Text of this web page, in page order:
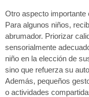
Otro aspecto importante
Para algunos niños,
abrumador. Priorizar
sensorialmente
niño en la elección de
sino que refuerza su
Además, pequeños
o actividades